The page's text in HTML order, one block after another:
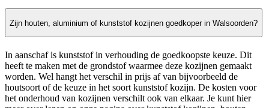
Zijn houten, aluminium of kunststof kozijnen goedkoper in Walsoorden?
In aanschaf is kunststof in verhouding de goedkoopste keuze. Dit
heeft te maken met de grondstof waarmee deze kozijnen gemaakt
worden. Wel hangt het verschil in prijs af van bijvoorbeeld de
houtsoort of de keuze in het soort kunststof kozijn. De kosten voor
het onderhoud van kozijnen verschilt ook van elkaar. Je kunt hier